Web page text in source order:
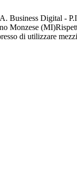
Business Digital -
Monzese (MI)
di utilizzare